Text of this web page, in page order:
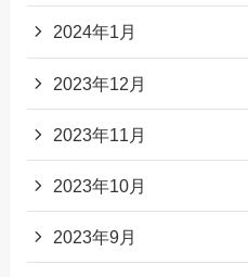
2024年1月
2023年12月
2023年11月
2023年10月
2023年9月